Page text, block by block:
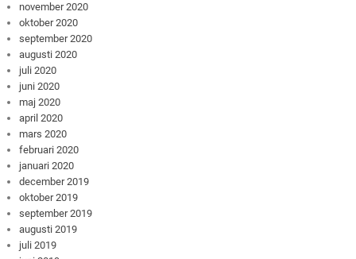
november 2020
oktober 2020
september 2020
augusti 2020
juli 2020
juni 2020
maj 2020
april 2020
mars 2020
februari 2020
januari 2020
december 2019
oktober 2019
september 2019
augusti 2019
juli 2019